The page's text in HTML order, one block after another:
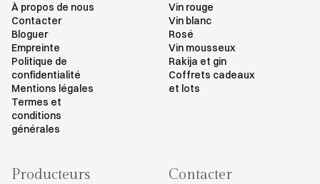
À propos de nous
Contacter
Bloguer
Empreinte
Politique de
confidentialité
Mentions légales
Termes et
conditions
générales
Vin rouge
Vin blanc
Rosé
Vin mousseux
Rakija et gin
Coffrets cadeaux
et lots
Producteurs Contacter